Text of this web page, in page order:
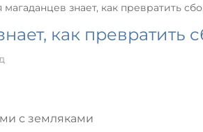
магаданцев знает, как превратить
как превратить
с земляками